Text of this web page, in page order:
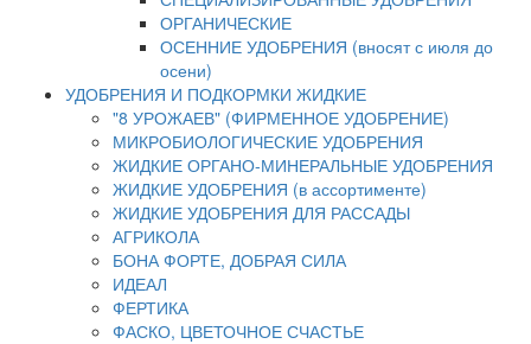
ОРГАНИЧЕСКИЕ
ОСЕННИЕ УДОБРЕНИЯ (вносят с июля до
осени)
УДОБРЕНИЯ И ПОДКОРМКИ ЖИДКИЕ
"8 УРОЖАЕВ" (ФИРМЕННОЕ УДОБРЕНИЕ)
МИКРОБИОЛОГИЧЕСКИЕ УДОБРЕНИЯ
ЖИДКИЕ ОРГАНО-МИНЕРАЛЬНЫЕ УДОБРЕНИЯ
ЖИДКИЕ УДОБРЕНИЯ (в ассортименте)
ЖИДКИЕ УДОБРЕНИЯ ДЛЯ РАССАДЫ
АГРИКОЛА
БОНА ФОРТЕ, ДОБРАЯ СИЛА
ИДЕАЛ
ФЕРТИКА
ФАСКО, ЦВЕТОЧНОЕ СЧАСТЬЕ